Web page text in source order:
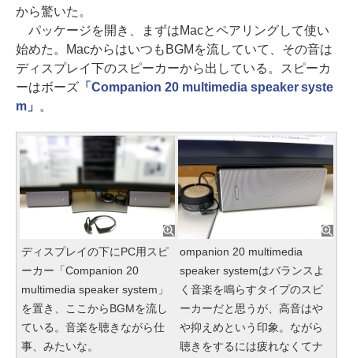
から驚いた。
パッケージを開き、まずはMacとペアリングして使い
始めた。MacからはいつもBGMを流していて、その音は
ディスプレイ下のスピーカーから出している。スピーカ
ーはボーズ「Companion 20 multimedia speaker syste
m」
。
ディスプレイの下にPC用スピ
ーカー「Companion 20
multimedia speaker system」
を置き、ここからBGMを流し
ている。音楽を聴きながら仕
事、みたいな。
ompanion 20 multimedia
speaker systemはバランスよ
く音楽を鳴らすタイプのスピ
ーカーだと思うが、高音はや
や抑えめという印象。ながら
聴きをするには疲れなくてナ